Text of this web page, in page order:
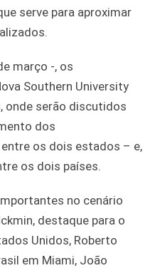
serve para aproximar
março -, os
Southern University
onde serão discutidos
dos
os dois estados – e,
os dois países.
no cenário
destaque para o
Unidos, Roberto
em Miami, João